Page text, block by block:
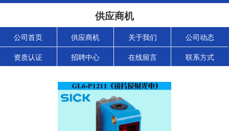
供应商机
公司首页 供应商机 关于我们 公司动态
资质认证 招聘中心 在线留言 联系方式